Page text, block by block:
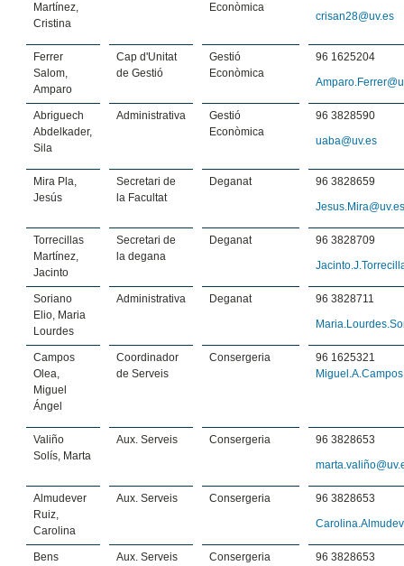
Martínez,
Cristina
Econòmica
crisan28@uv.es
Ferrer
Salom,
Amparo
Cap d'Unitat
de Gestió
Gestió
Econòmica
96 1625204
Abriguech
Abdelkader,
Sila
Administrativa
Gestió
Econòmica
96 3828590
uaba@uv.es
Mira Pla,
Jesús
Secretari de
la Facultat
Deganat
96 3828659
Torrecillas
Martínez,
Jacinto
Secretari de
la degana
Deganat
96 3828709
Soriano
Elio, Maria
Lourdes
Administrativa Deganat
96 3828711
Campos
Olea,
Miguel
Ángel
Coordinador
de Serveis
Consergeria
96 1625321
Valiño
Solís, Marta
Aux. Serveis Consergeria
96 3828653
Almudever
Ruiz,
Carolina
Aux. Serveis Consergeria
96 3828653
Bens
Aux. Serveis Consergeria
96 3828653